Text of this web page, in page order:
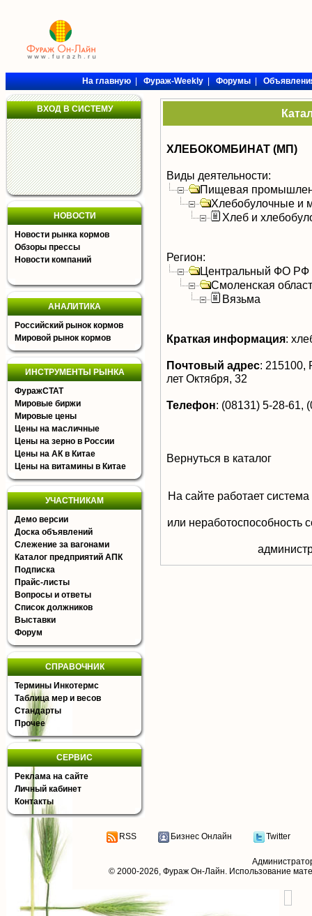
На главную|Фураж-Weekly|Форумы|
ВХОД В СИСТЕМУ
НОВОСТИ
Новости рынка кормов
Обзоры прессы
Новости компаний
АНАЛИТИКА
Российский рынок кормов
Мировой рынок кормов
ИНСТРУМЕНТЫ РЫНКА
ФуражСТАТ
Мировые биржи
Мировые цены
Цены на масличные
Цены на зерно в России
Цены на АК в Китае
Цены на витамины в Китае
УЧАСТНИКАМ
Демо версии
Доска объявлений
Слежение за вагонами
Каталог предприятий АПК
Подписка
Прайс-листы
Вопросы и ответы
Список должников
Выставки
Форум
СПРАВОЧНИК
Термины Инкотермс
Таблица мер и весов
Стандарты
Прочее
СЕРВИС
Реклама на сайте
Личный кабинет
Контакты
ХЛЕБОКОМБИНАТ (МП)
Виды деятельности:
Пищевая
Хлебобулочные и
Хлеб и
Регион:
Центральный ФО РФ
Смоленская
Вязьма
Краткая информация:
Почтовый адрес: 215100,
лет Октября, 32
Телефон: (08131) 5-28-61,
Вернуться в каталог
На сайте работает
или неработоспособность
RSS Бизнес Онлайн Twitter
© 2000-2026, Фураж Он-Лайн. Использование